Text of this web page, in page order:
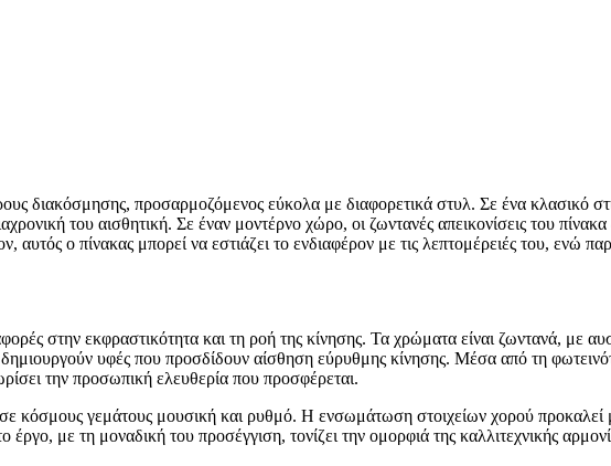
διακόσμησης, προσαρμοζόμενος εύκολα με διαφορετικά στυλ. Σε ένα κλασικό
του αισθητική. Σε έναν μοντέρνο χώρο, οι ζωντανές απεικονίσεις του
ο πίνακας μπορεί να εστιάζει το ενδιαφέρον με τις λεπτομέρειές του, ενώ
στην εκφραστικότητα και τη ροή της κίνησης. Τα χρώματα είναι ζωντανά, με
υφές που προσδίδουν αίσθηση εύρυθμης κίνησης. Μέσα από τη
την προσωπική ελευθερία που προσφέρεται.
κόσμους γεμάτους μουσική και ρυθμό. Η ενσωμάτωση στοιχείων χορού προκαλεί
με τη μοναδική του προσέγγιση, τονίζει την ομορφιά της καλλιτεχνικής